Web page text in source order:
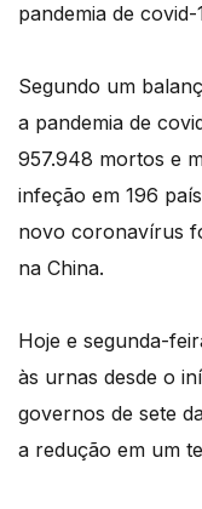
pandemia de
Segundo um
a pandemia de
957.948 mortos e
infeção em 196
novo coronavírus
na China.
Hoje e segunda-
às urnas desde o
governos de sete
a redução em um